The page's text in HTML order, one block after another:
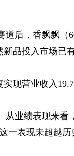
后，香飘飘（
品投入市场已
现营业收入
从业绩表现来看
一表现未超越